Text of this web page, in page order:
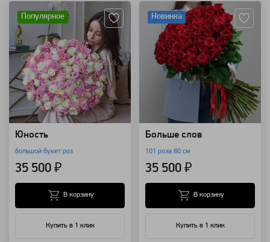
Популярное
Юность
большой букет роз
35 500 ₽
Купить в 1 клик
В корзину
Новинка
Больше слов
101 роза 80 см
35 500 ₽
Купить в 1 клик
В корзину